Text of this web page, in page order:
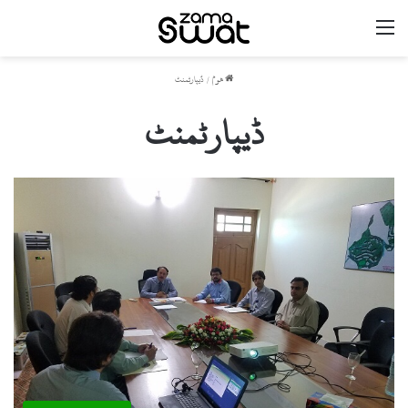
ھوم/ڈیپارٹمنٹ
ڈیپارٹمنٹ